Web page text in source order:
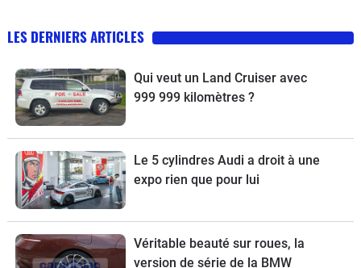
LES DERNIERS ARTICLES
Qui veut un Land Cruiser avec
999 999 kilomètres ?
Le 5 cylindres Audi a droit à une
expo rien que pour lui
Véritable beauté sur roues, la
version de série de la BMW